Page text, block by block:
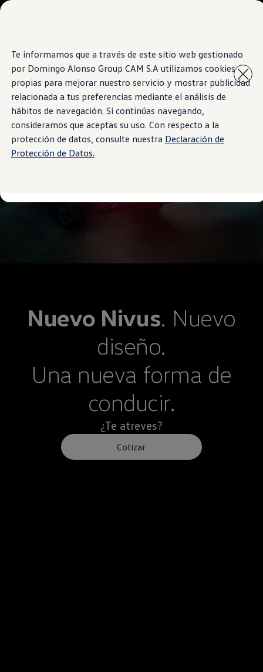
Te informamos que a través de este sitio web gestionado
por Domingo Alonso Group CAM S.A utilizamos cookies
propias para mejorar nuestro servicio y mostrar publicidad
relacionada a tus preferencias mediante el análisis de
hábitos de navegación. Si continúas navegando,
consideramos que aceptas su uso. Con respecto a la
protección de datos, consulte nuestra Declaración de
Protección de Datos.
Saltar al
contenido
principal
Saltar
a pie
página
Test Drive
Contáctanos
Marca y Experiencia
Volkswagen Panamá
Espacio Exclusivo para Prensa
Latin NCAP
Tengo un Volkswagen
Manuales Volkswagen
Takata Airbag Recall Campaign
Noticias
Nuevo Nivus. Nuevo
diseño.
Una nueva forma de
conducir.
¿Te atreves?
Cotizar